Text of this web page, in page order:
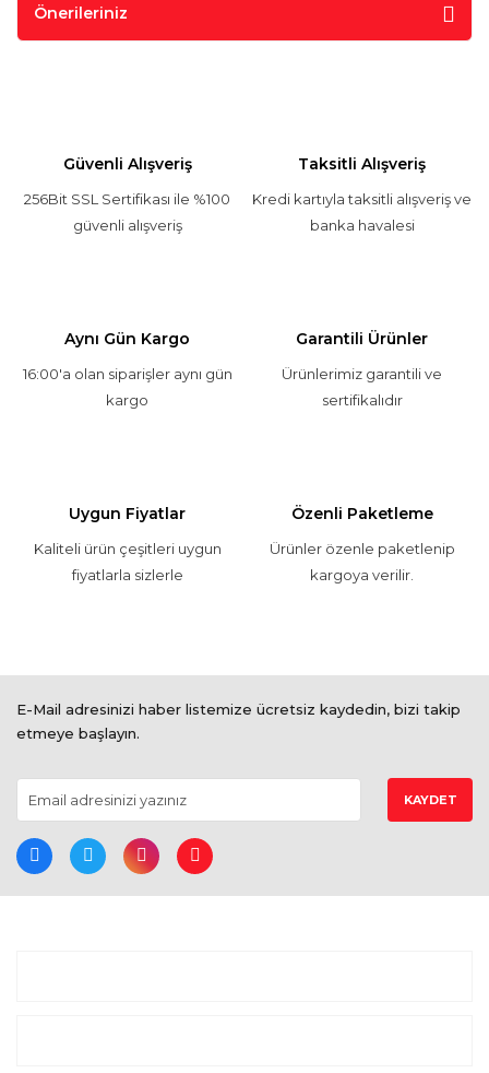
Önerileriniz
Güvenli Alışveriş
256Bit SSL Sertifikası ile %100
güvenli alışveriş
Taksitli Alışveriş
Kredi kartıyla taksitli alışveriş ve
banka havalesi
Aynı Gün Kargo
16:00'a olan siparişler aynı gün
kargo
Garantili Ürünler
Ürünlerimiz garantili ve
sertifikalıdır
Uygun Fiyatlar
Kaliteli ürün çeşitleri uygun
fiyatlarla sizlerle
Özenli Paketleme
Ürünler özenle paketlenip
kargoya verilir.
E-Mail adresinizi haber listemize ücretsiz kaydedin, bizi takip
etmeye başlayın.
KAYDET